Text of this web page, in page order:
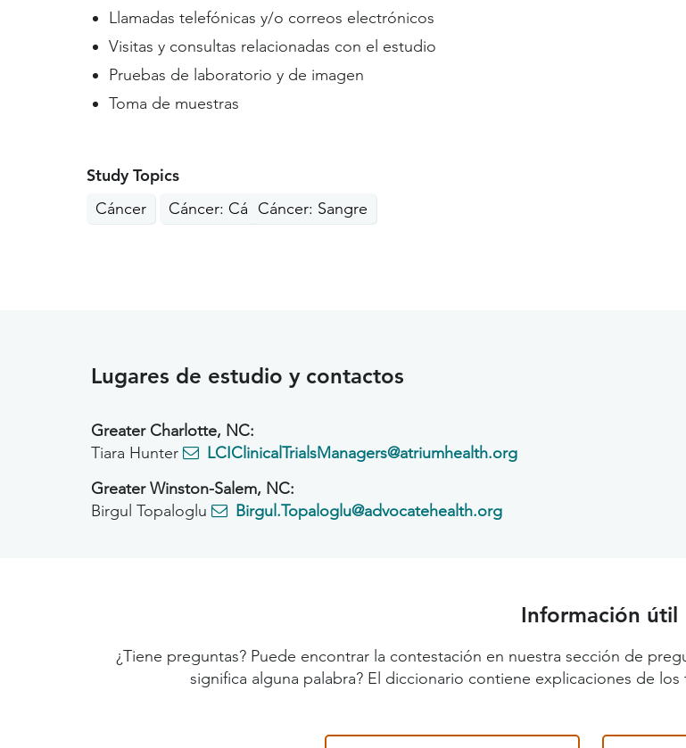
Llamadas telefónicas y/o correos electrónicos
Visitas y consultas relacionadas con el estudio
Pruebas de laboratorio y de imagen
Toma de muestras
Study Topics
Cáncer Cáncer: Cánceres raros
Cáncer: Sangre
Lugares de estudio y contactos
Greater Charlotte, NC:
Tiara Hunter
LCIClinicalTrialsManagers@atriumhealth.org
Greater Winston-Salem, NC:
Birgul Topaloglu
Birgul.Topaloglu@advocatehealth.org
Información útil
¿Tiene preguntas? Puede encontrar la contestación en nuestra sección de
significa alguna palabra? El diccionario contiene explicaciones de